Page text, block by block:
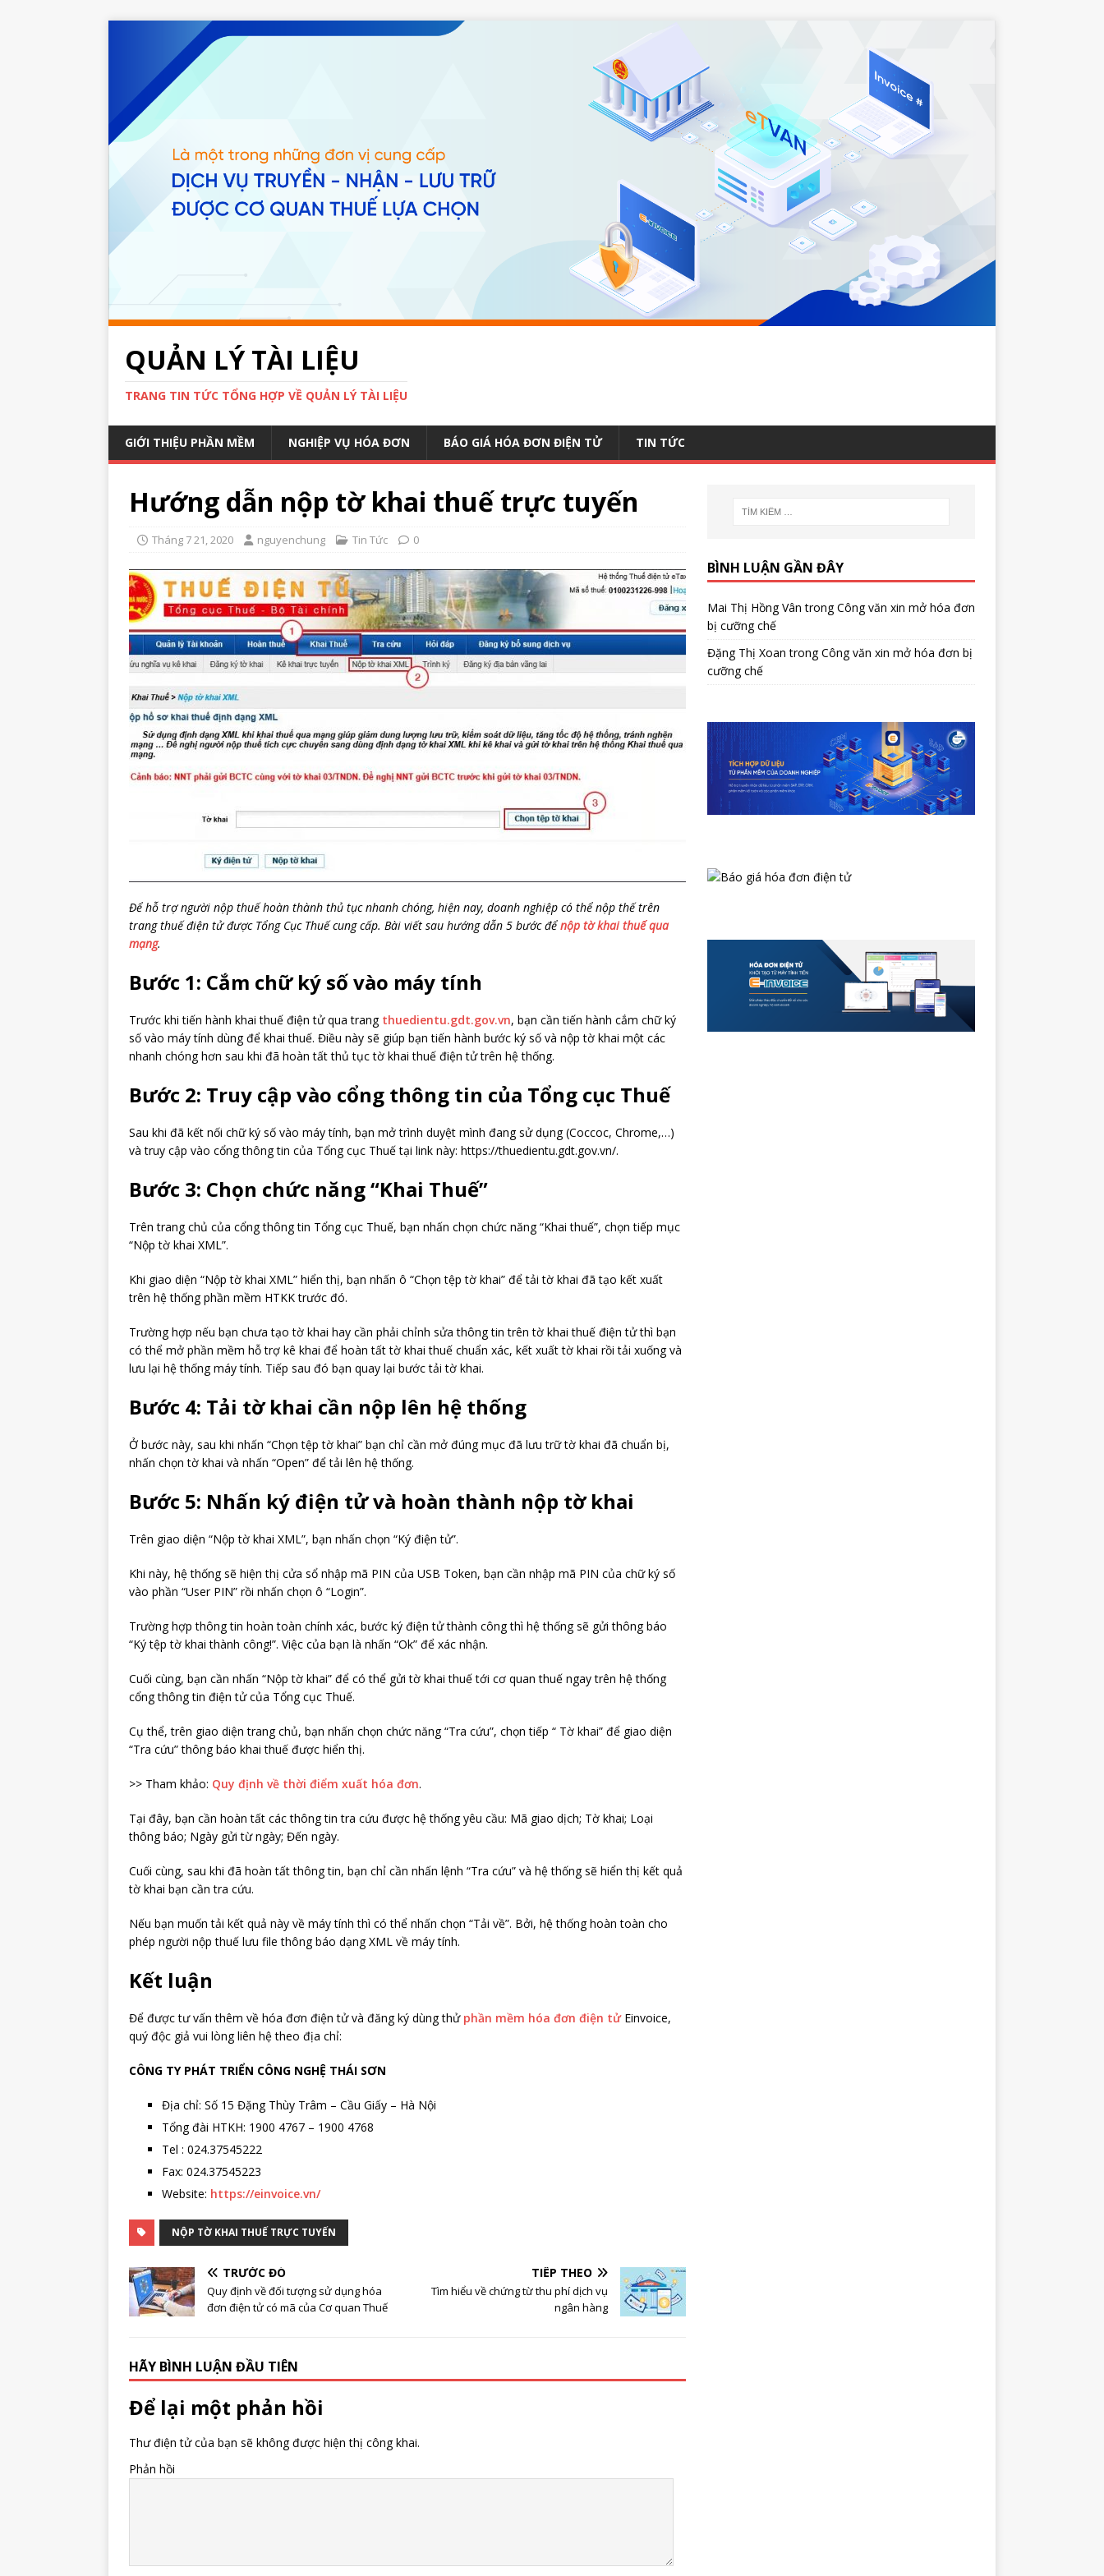
QUẢN LÝ TÀI LIỆU
TRANG TIN TỨC TỔNG HỢP VỀ QUẢN LÝ TÀI LIỆU
GIỚI THIỆU PHẦN MỀM NGHIỆP VỤ HÓA ĐƠN BÁO GIÁ HÓA ĐƠN ĐIỆN TỬ TIN TỨC
Hướng dẫn nộp tờ khai thuế trực tuyến
Tháng 7 21, 2020 nguyenchung Tin Tức 0
Để hỗ trợ người nộp thuế hoàn thành thủ tục nhanh chóng, hiện nay, doanh nghiệp có thể nộp thế trên
trang thuế điện tử được Tổng Cục Thuế cung cấp. Bài viết sau hướng dẫn 5 bước đểnộp tờ khai thuế qua
mạng.
Bước 1: Cắm chữ ký số vào máy tính
Trước khi tiến hành khai thuế điện tử qua trang thuedientu.gdt.gov.vn, bạn cần tiến hành cắm chữ ký
số vào máy tính dùng để khai thuế. Điều này sẽ giúp bạn tiến hành bước ký số và nộp tờ khai một các
nhanh chóng hơn sau khi đã hoàn tất thủ tục tờ khai thuế điện tử trên hệ thống.
Bước 2: Truy cập vào cổng thông tin của Tổng cục Thuế
Sau khi đã kết nối chữ ký số vào máy tính, bạn mở trình duyệt mình đang sử dụng (Coccoc, Chrome,…)
và truy cập vào cổng thông tin của Tổng cục Thuế tại link này: https://thuedientu.gdt.gov.vn/.
Bước 3: Chọn chức năng “Khai Thuế”
Trên trang chủ của cổng thông tin Tổng cục Thuế, bạn nhấn chọn chức năng “Khai thuế”, chọn tiếp mục
“Nộp tờ khai XML”.
Khi giao diện “Nộp tờ khai XML” hiển thị, bạn nhấn ô “Chọn tệp tờ khai” để tải tờ khai đã tạo kết xuất
trên hệ thống phần mềm HTKK trước đó.
Trường hợp nếu bạn chưa tạo tờ khai hay cần phải chỉnh sửa thông tin trên tờ khai thuế điện tử thì bạn
có thể mở phần mềm hỗ trợ kê khai để hoàn tất tờ khai thuế chuẩn xác, kết xuất tờ khai rồi tải xuống và
lưu lại hệ thống máy tính. Tiếp sau đó bạn quay lại bước tải tờ khai.
Bước 4: Tải tờ khai cần nộp lên hệ thống
Ở bước này, sau khi nhấn “Chọn tệp tờ khai” bạn chỉ cần mở đúng mục đã lưu trữ tờ khai đã chuẩn bị,
nhấn chọn tờ khai và nhấn “Open” để tải lên hệ thống.
Bước 5: Nhấn ký điện tử và hoàn thành nộp tờ khai
Trên giao diện “Nộp tờ khai XML”, bạn nhấn chọn “Ký điện tử”.
Khi này, hệ thống sẽ hiện thị cửa sổ nhập mã PIN của USB Token, bạn cần nhập mã PIN của chữ ký số
vào phần “User PIN” rồi nhấn chọn ô “Login”.
Trường hợp thông tin hoàn toàn chính xác, bước ký điện tử thành công thì hệ thống sẽ gửi thông báo
“Ký tệp tờ khai thành công!”. Việc của bạn là nhấn “Ok” để xác nhận.
Cuối cùng, bạn cần nhấn “Nộp tờ khai” để có thể gửi tờ khai thuế tới cơ quan thuế ngay trên hệ thống
cổng thông tin điện tử của Tổng cục Thuế.
Cụ thể, trên giao diện trang chủ, bạn nhấn chọn chức năng “Tra cứu”, chọn tiếp “ Tờ khai” để giao diện
“Tra cứu” thông báo khai thuế được hiển thị.
>> Tham khảo: Quy định về thời điểm xuất hóa đơn.
Tại đây, bạn cần hoàn tất các thông tin tra cứu được hệ thống yêu cầu: Mã giao dịch; Tờ khai; Loại
thông báo; Ngày gửi từ ngày; Đến ngày.
Cuối cùng, sau khi đã hoàn tất thông tin, bạn chỉ cần nhấn lệnh “Tra cứu” và hệ thống sẽ hiển thị kết quả
tờ khai bạn cần tra cứu.
Nếu bạn muốn tải kết quả này về máy tính thì có thể nhấn chọn “Tải về”. Bởi, hệ thống hoàn toàn cho
phép người nộp thuế lưu file thông báo dạng XML về máy tính.
Kết luận
Để được tư vấn thêm về hóa đơn điện tử và đăng ký dùng thử phần mềm hóa đơn điện tửEinvoice,
quý độc giả vui lòng liên hệ theo địa chỉ:
CÔNG TY PHÁT TRIỂN CÔNG NGHỆ THÁI SƠN
Địa chỉ: Số 15 Đặng Thùy Trâm – Cầu Giấy – Hà Nội
Tổng đài HTKH: 1900 4767 – 1900 4768
Tel : 024.37545222
Fax: 024.37545223
Website: https://einvoice.vn/
NỘP TỜ KHAI THUẾ TRỰC TUYẾN
TRƯỚC ĐÓ
Quy định về đối tượng sử dụng hóa
đơn điện tử có mã của Cơ quan Thuế
TIẾP THEO
Tìm hiểu về chứng từ thu phí dịch vụ
ngân hàng
HÃY BÌNH LUẬN ĐẦU TIÊN
Để lại một phản hồi
Thư điện tử của bạn sẽ không được hiện thị công khai.
Phản hồi
BÌNH LUẬN GẦN ĐÂY
Mai Thị Hồng Vân trongCông văn xin mở hóa đơn
bị cưỡng chế
Đặng Thị Xoan trongCông văn xin mở hóa đơn bị
cưỡng chế